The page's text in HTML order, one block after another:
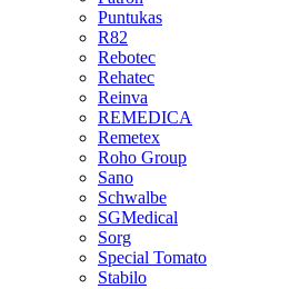
Puntukas
R82
Rebotec
Rehatec
Reinva
REMEDICA
Remetex
Roho Group
Sano
Schwalbe
SGMedical
Sorg
Special Tomato
Stabilo